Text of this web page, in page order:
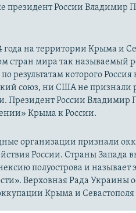
президент России Владимир
года на территории Крыма и
стран мира так называемый
по результатам которого
союз, ни США не признали
Президент России Владимир
Крыма к России.
организации признали
России. Страны Запада
полуострова и называет
Верховная Рада Украины
Крыма и Севастополя